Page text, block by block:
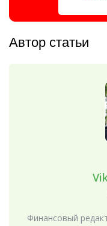
Автор статьи
Финансовый